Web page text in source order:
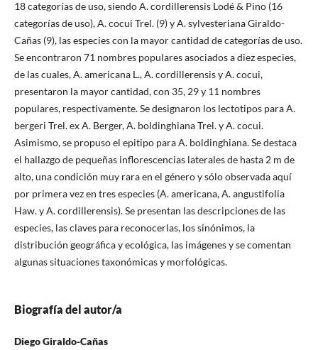
18 categorías de uso, siendo A. cordillerensis Lodé & Pino (16
categorías de uso), A. cocui Trel. (9) y A. sylvesteriana Giraldo-
Cañas (9), las especies con la mayor cantidad de categorías de uso.
Se encontraron 71 nombres populares asociados a diez especies,
de las cuales, A. americana L., A. cordillerensis y A. cocui,
presentaron la mayor cantidad, con 35, 29 y 11 nombres
populares, respectivamente. Se designaron los lectotipos para A.
bergeri Trel. ex A. Berger, A. boldinghiana Trel. y A. cocui.
Asimismo, se propuso el epitipo para A. boldinghiana. Se destaca
el hallazgo de pequeñas inflorescencias laterales de hasta 2 m de
alto, una condición muy rara en el género y sólo observada aquí
por primera vez en tres especies (A. americana, A. angustifolia
Haw. y A. cordillerensis). Se presentan las descripciones de las
especies, las claves para reconocerlas, los sinónimos, la
distribución geográfica y ecológica, las imágenes y se comentan
algunas situaciones taxonómicas y morfológicas.
Biografía del autor/a
Diego Giraldo-Cañas